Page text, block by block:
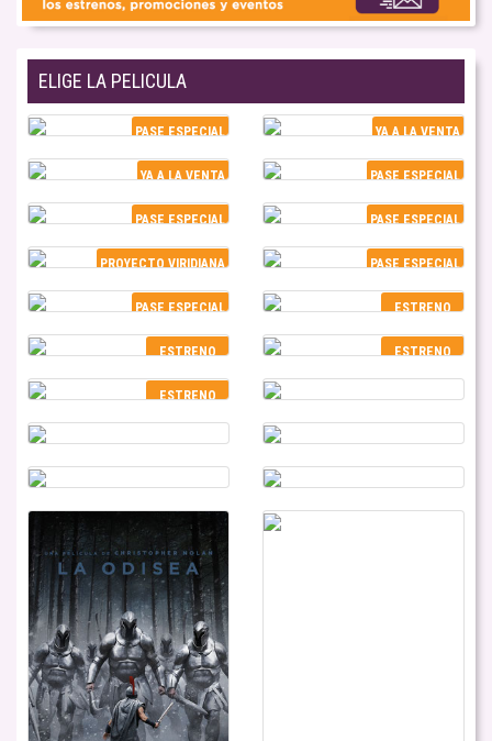
ELIGE LA PELICULA
PASE ESPECIAL YA A LA VENTA
YA A LA VENTA PASE ESPECIAL
PASE ESPECIAL PASE ESPECIAL
PROYECTO VIRIDIANA PASE ESPECIAL
PASE ESPECIAL ESTRENO
ESTRENO ESTRENO
ESTRENO